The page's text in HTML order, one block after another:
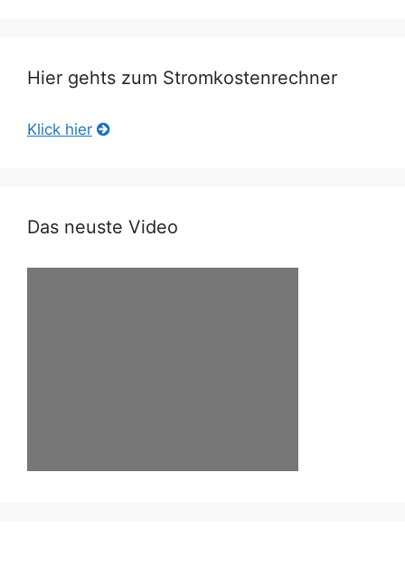
Hier gehts zum Stromkostenrechner
Klick hier
Das neuste Video